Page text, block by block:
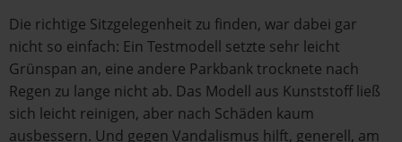
Die richtige Sitzgelegenheit zu finden, war dabei gar
nicht so einfach: Ein Testmodell setzte sehr leicht
Grünspan an, eine andere Parkbank trocknete nach
Regen zu lange nicht ab. Das Modell aus Kunststoff ließ
sich leicht reinigen, aber nach Schäden kaum
ausbessern. Und gegen Vandalismus hilft, generell, am